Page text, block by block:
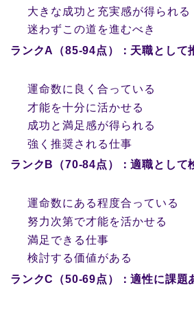
大きな成功と充実感が得られる
迷わずこの道を進むべき
ランクA（85-94点）：天職として
運命数に良く合っている
才能を十分に活かせる
成功と満足感が得られる
強く推奨される仕事
ランクB（70-84点）：適職として
運命数にある程度合っている
努力次第で才能を活かせる
満足できる仕事
検討する価値がある
ランクC（50-69点）：適性に課題